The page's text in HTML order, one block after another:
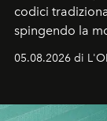
codici
spingendo la
un’impronta
05.08.2026 di